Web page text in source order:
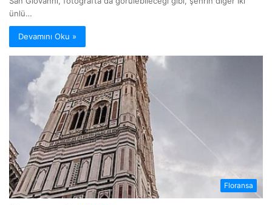
ünlü…
Devamını Oku »
Floransa